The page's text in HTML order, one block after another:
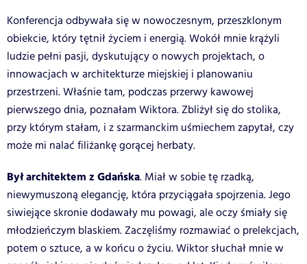
Konferencja odbywała się w nowoczesnym, przeszklonym
obiekcie, który tętnił życiem i energią. Wokół mnie krążyli
ludzie pełni pasji, dyskutujący o nowych projektach, o
innowacjach w architekturze miejskiej i planowaniu
przestrzeni. Właśnie tam, podczas przerwy kawowej
pierwszego dnia, poznałam Wiktora. Zbliżył się do stolika,
przy którym stałam, i z szarmanckim uśmiechem zapytał, czy
może mi nalać filiżankę gorącej herbaty.
Był architektem z Gdańska. Miał w sobie tę rzadką,
niewymuszoną elegancję, która przyciągała spojrzenia. Jego
siwiejące skronie dodawały mu powagi, ale oczy śmiały się
młodzieńczym blaskiem. Zaczęliśmy rozmawiać o prelekcjach,
potem o sztuce, a w końcu o życiu. Wiktor słuchał mnie w